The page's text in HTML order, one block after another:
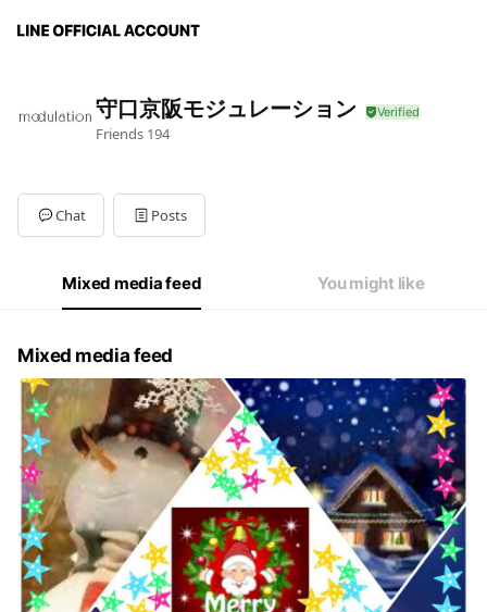
守口京阪モジュレーション
Friends 194
Chat Posts
Mixed media feed You might like
Mixed media feed